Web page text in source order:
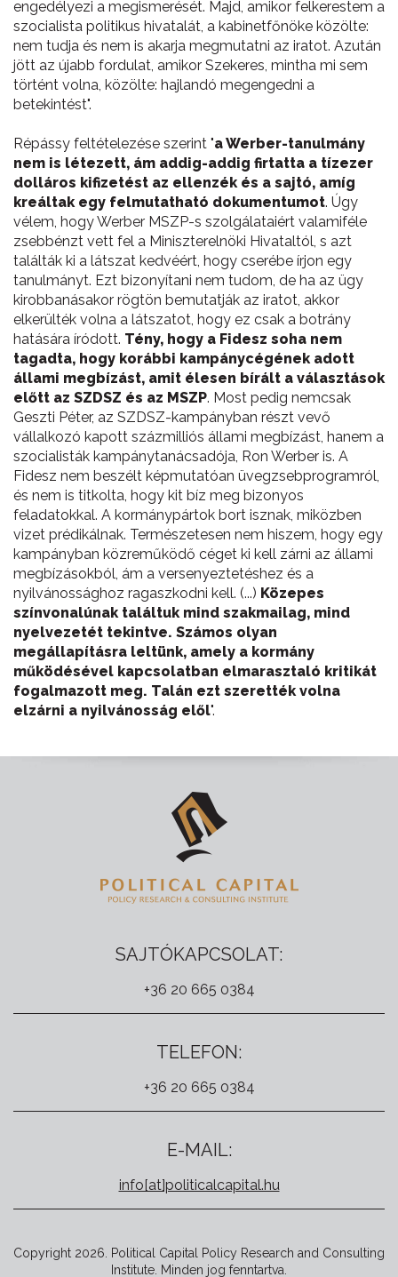
engedélyezi a megismerését. Majd, amikor felkerestem a
szocialista politikus hivatalát, a kabinetfőnöke közölte:
nem tudja és nem is akarja megmutatni az iratot. Azután
jött az újabb fordulat, amikor Szekeres, mintha mi sem
történt volna, közölte: hajlandó megengedni a
betekintést".
Répássy feltételezése szerint "a Werber-tanulmány
nem is létezett, ám addig-addig firtatta a tízezer
dolláros kifizetést az ellenzék és a sajtó, amíg
kreáltak egy felmutatható dokumentumot. Úgy
vélem, hogy Werber MSZP-s szolgálataiért valamiféle
zsebbénzt vett fel a Miniszterelnöki Hivataltól, s azt
találták ki a látszat kedvéért, hogy cserébe írjon egy
tanulmányt. Ezt bizonyítani nem tudom, de ha az ügy
kirobbanásakor rögtön bemutatják az iratot, akkor
elkerülték volna a látszatot, hogy ez csak a botrány
hatására íródott. Tény, hogy a Fidesz soha nem
tagadta, hogy korábbi kampánycégének adott
állami megbízást, amit élesen bírált a választások
előtt az SZDSZ és az MSZP. Most pedig nemcsak
Geszti Péter, az SZDSZ-kampányban részt vevő
vállalkozó kapott százmilliós állami megbízást, hanem a
szocialisták kampánytanácsadója, Ron Werber is. A
Fidesz nem beszélt képmutatóan üvegzsebprogramról,
és nem is titkolta, hogy kit bíz meg bizonyos
feladatokkal. A kormánypártok bort isznak, miközben
vizet prédikálnak. Természetesen nem hiszem, hogy egy
kampányban közreműködő céget ki kell zárni az állami
megbízásokból, ám a versenyeztetéshez és a
nyilvánossághoz ragaszkodni kell. (...) Közepes
színvonalúnak találtuk mind szakmailag, mind
nyelvezetét tekintve. Számos olyan
megállapításra leltünk, amely a kormány
működésével kapcsolatban elmarasztaló kritikát
fogalmazott meg. Talán ezt szerették volna
elzárni a nyilvánosság elől".
SAJTÓKAPCSOLAT:
+36 20 665 0384
TELEFON:
+36 20 665 0384
E-MAIL:
info[at]politicalcapital.hu
Copyright 2026. Political Capital Policy Research and Consulting
Institute. Minden jog fenntartva.